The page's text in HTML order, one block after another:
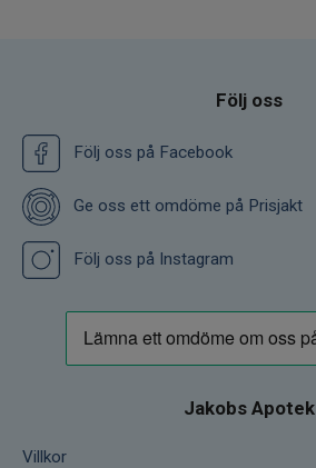
Följ oss
Följ oss på Facebook
Ge oss ett omdöme på Prisjakt
Följ oss på Instagram
Jakobs Apotek
Villkor